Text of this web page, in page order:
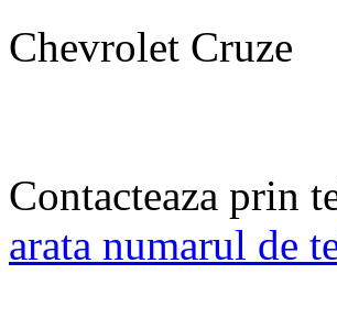
Chevrolet Cruze
Contacteaza prin
arata numarul de